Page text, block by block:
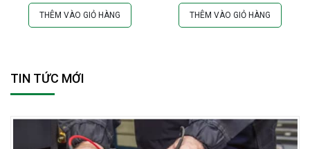
THÊM VÀO GIỎ HÀNG THÊM VÀO GIỎ HÀNG
TIN TỨC MỚI